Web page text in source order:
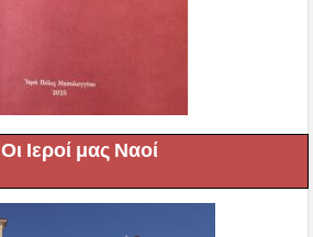
Οι Ιεροί μας Ναοί